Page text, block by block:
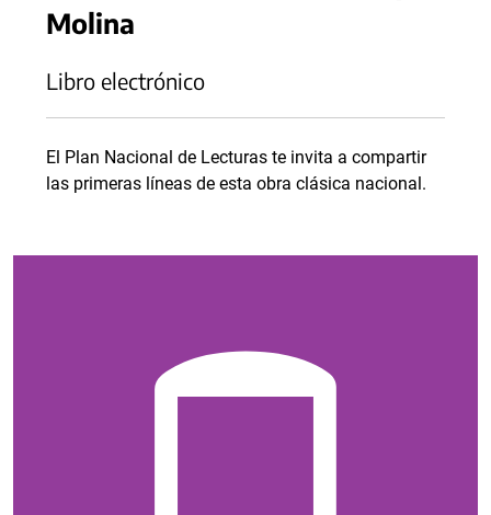
Molina
Libro electrónico
El Plan Nacional de Lecturas te invita a compartir
las primeras líneas de esta obra clásica nacional.